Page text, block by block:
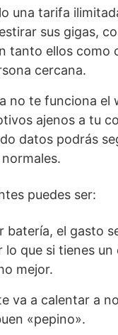
una tarifa
sus gigas,
tanto ellos como
cercana.
no te funciona el
ajenos a tu
datos podrás
puedes ser:
batería, el gasto
lo que si tienes un
mejor.
va a calentar a
«pepino».